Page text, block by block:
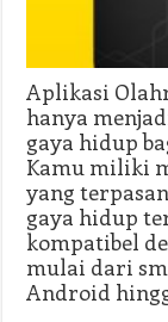
Aplikasi
hanya
gaya hidup
Kamu miliki
yang
gaya hidup
kompatibel
mulai dari
Android